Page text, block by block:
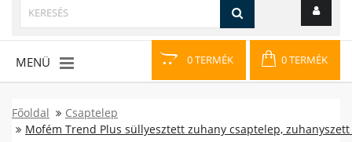
0 TERMÉK 0 TERMÉK
MENÜ
Főoldal
Csaptelep
Mofém Trend Plus süllyesztett zuhany csaptelep,